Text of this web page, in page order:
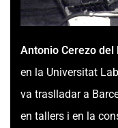
Antonio Cerezo del
en la Universitat
va traslladar a
en tallers i en la